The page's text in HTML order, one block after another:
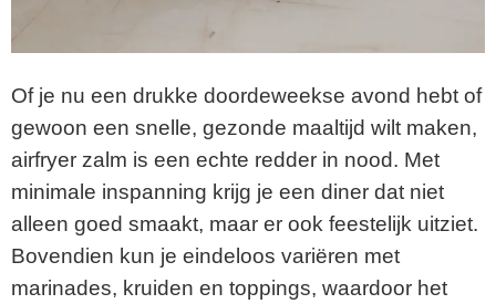
Of je nu een drukke doordeweekse avond hebt of
gewoon een snelle, gezonde maaltijd wilt maken,
airfryer zalm is een echte redder in nood. Met
minimale inspanning krijg je een diner dat niet
alleen goed smaakt, maar er ook feestelijk uitziet.
Bovendien kun je eindeloos variëren met
marinades, kruiden en toppings, waardoor het